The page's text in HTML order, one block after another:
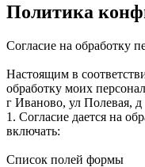
Политика
Согласие на обработку
Настоящим в
обработку моих
г Иваново, ул Полевая, д
1. Согласие дается на
включать:
Список полей формы